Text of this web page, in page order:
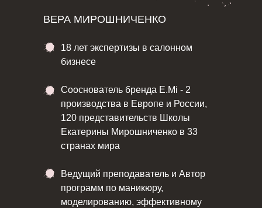
ВЕРА МИРОШНИЧЕНКО
18 лет экспертизы в салонном
бизнесе
Сооснователь бренда E.Mi - 2
производства в Европе и России,
120 представительств Школы
Екатерины Мирошниченко в 33
странах мира
Ведущий преподаватель и Автор
программ по маникюру,
моделированию, эффективному